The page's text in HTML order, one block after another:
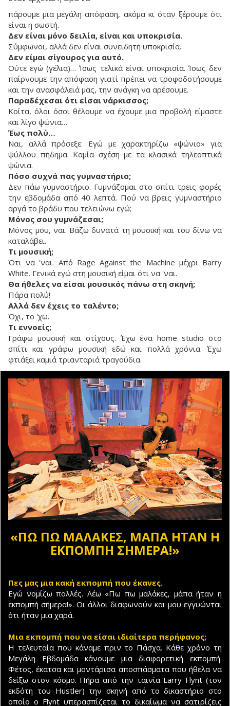
πάρουμε μια μεγάλη απόφαση, ακόμα κι όταν ξέρουμε ότι
είναι η σωστή.
Δεν είναι μόνο δειλία, είναι και υποκρισία.
Σύμφωνοι, αλλά δεν είναι συνειδητή υποκρισία.
Δεν είμαι σίγουρος για αυτό.
Ούτε εγώ (γέλια)… Ίσως τελικά είναι υποκρισία. Ίσως δεν
παίρνουμε την απόφαση γιατί πρέπει να τροφοδοτήσουμε
και την ανασφάλειά μας, την ανάγκη να αρέσουμε.
Παραδέχεσαι ότι είσαι νάρκισσος;
Κοίτα, όλοι όσοι θέλουμε να έχουμε μια προβολή είμαστε
και λίγο ψώνια…
Έως πολύ…
Ναι, αλλά πρόσεξε: Εγώ με χαρακτηρίζω «ψώνιο» για
ψύλλου πήδημα. Καμία σχέση με τα κλασικά τηλεοπτικά
ψώνια.
Πόσο συχνά πας γυμναστήριο;
Δεν πάω γυμναστήριο. Γυμνάζομαι στο σπίτι τρεις φορές
την εβδομάδα από 40 λεπτά. Πού να βρεις γυμναστήριο
αργά το βράδυ που τελειώνω εγώ;
Μόνος σου γυμνάζεσαι;
Μόνος μου, ναι. Βάζω δυνατά τη μουσική και του δίνω να
καταλάβει.
Τι μουσική;
Ότι να 'ναι. Από Rage Against the Machine μέχρι Barry
White. Γενικά εγώ στη μουσική είμαι ότι να 'ναι.
Θα ήθελες να είσαι μουσικός πάνω στη σκηνή;
Πάρα πολύ!
Αλλά δεν έχεις το ταλέντο;
Όχι, το 'χω.
Τι εννοείς;
Γράφω μουσική και στίχους. Έχω ένα home studio στο
σπίτι και γράφω μουσική εδώ και πολλά χρόνια. Έχω
φτιάξει καμιά τριανταριά τραγούδια.
«ΠΩ ΠΩ ΜΑΛΑΚΕΣ, ΜΑΠΑ ΗΤΑΝ Η
ΕΚΠΟΜΠΗ ΣΗΜΕΡΑ!»
Πες μας μια κακή εκπομπή που έκανες.
Εγώ νομίζω πολλές. Λέω «Πω πω μαλάκες, μάπα ήταν η
εκπομπή σήμερα!». Οι άλλοι διαφωνούν και μου εγγυώνται
ότι ήταν μια χαρά.
Μια εκπομπή που να είσαι ιδιαίτερα περήφανος;
Η τελευταία που κάναμε πριν το Πάσχα. Κάθε χρόνο τη
Μεγάλη Εβδομάδα κάνουμε μια διαφορετική εκπομπή.
Φέτος, έκατσα και μοντάρισα αποσπάσματα που ήθελα να
δείξω στον κόσμο. Πήρα από την ταινία Larry Flynt (τον
εκδότη του Hustler) την σκηνή από το δικαστήριο στο
οποίο ο Flynt υπερασπίζεται το δικαίωμα να σατιρίζεις